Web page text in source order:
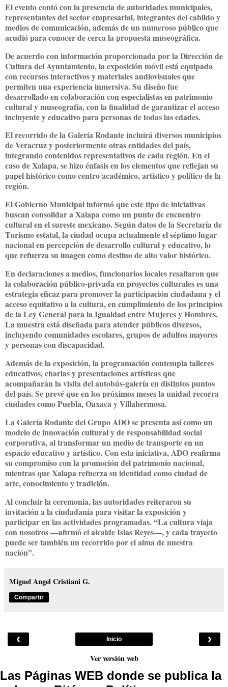
El evento contó con la presencia deautoridades municipales,
representantes del sector empresarial, integrantes del cabildo y
medios de comunicación, además de un numeroso público que
acudió para conocer de cerca la propuesta museográfica.
De acuerdo con información proporcionada por la Dirección de
Cultura del Ayuntamiento, la exposición móvil está equipada
con recursos interactivos y materiales audiovisuales que
permiten una experiencia inmersiva. Su diseño fue
desarrollado en colaboración con especialistas en patrimonio
cultural y museografía, con la finalidad degarantizar el acceso
incluyente y educativo para personas de todas las edades.
El recorrido de la Galería Rodante incluirádiversos municipios
de Veracruz y posteriormente otras entidades del país,
integrando contenidos representativos de cada región. En el
caso de Xalapa, se hizo énfasis en los elementos que reflejan su
papel histórico comocentro académico, artístico y políticode la
región.
ElGobierno Municipalinformó que este tipo de iniciativas
buscan consolidar a Xalapa como un punto de encuentro
cultural en el sureste mexicano. Según datos de la Secretaría de
Turismo estatal, la ciudad ocupa actualmente elséptimo lugar
nacional en percepción de desarrollo cultural y educativo, lo
que refuerza su imagen como destino de alto valor histórico.
En declaraciones a medios,funcionarios localesresaltaron que
la colaboración público-privada en proyectos culturales es una
estrategia eficaz para promover la participación ciudadana y el
acceso equitativo a la cultura, en cumplimiento de los principios
de laLey General para la Igualdad entre Mujeres y Hombres.
La muestra está diseñada para atender públicos diversos,
incluyendo comunidades escolares, grupos de adultos mayores
y personas con discapacidad.
Además de la exposición, la programación contemplatalleres
educativos, charlas y presentaciones artísticasque
acompañarán la visita del autobús-galería en distintos puntos
del país. Se prevé que en los próximos meses la unidad recorra
ciudades como Puebla, Oaxaca y Villahermosa.
LaGalería Rodante del Grupo ADOse presenta así como un
modelo de innovación cultural y de responsabilidad social
corporativa, al transformar un medio de transporte en un
espacio educativo y artístico. Con esta iniciativa,ADO reafirma
su compromiso con la promoción del patrimonio nacional,
mientras queXalapa refuerza su identidad como ciudad de
arte, conocimiento y tradición.
Al concluir la ceremonia, las autoridades reiteraron su
invitación a la ciudadanía para visitar la exposición y
participar en las actividades programadas. “La cultura viaja
con nosotros—afirmó el alcalde Islas Reyes—, y cada trayecto
puede ser también un recorrido por el alma de nuestra
nación”.
Miguel Angel Cristiani G.
Compartir
‹ ›
Inicio
Ver versión web
Las Páginas WEB donde se publica la